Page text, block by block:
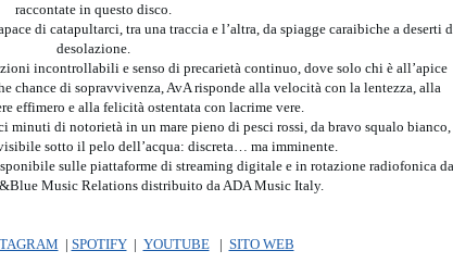
raccontate in questo disco.
di catapultarci, tra una traccia e l’altra, da spiagge caraibiche a deserti
desolazione.
incontrollabili e senso di precarietà continuo, dove solo chi è all’apice
chance di sopravvivenza, AvA risponde alla velocità con la lentezza, alla
effimero e alla felicità ostentata con lacrime vere.
minuti di notorietà in un mare pieno di pesci rossi, da bravo squalo bianco,
sotto il pelo dell’acqua: discreta… ma imminente.
sulle piattaforme di streaming digitale e in rotazione radiofonica
Music Relations distribuito da ADA Music Italy.
| SPOTIFY| YOUTUBE| SITO WEB